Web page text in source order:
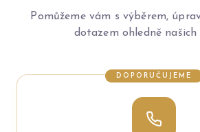
Pomůžeme vám s výběrem,
dotazem ohledně našich
DOPORUČUJEME